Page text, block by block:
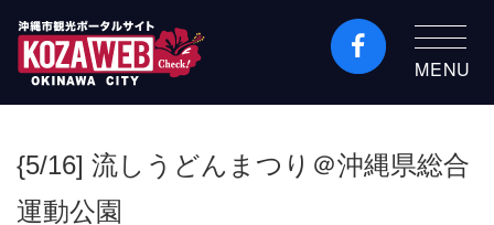
沖縄市観光ポータルコ
縄市コザの表も裏も楽
MENU
{5/16] 流しうどんまつり＠沖縄県総合
運動公園